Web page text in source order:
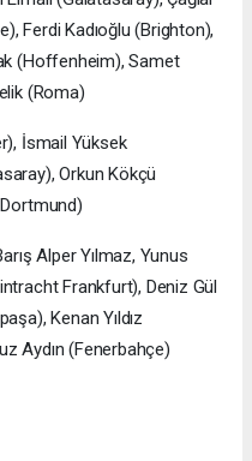
Ferdi Kadıoğlu (Brighton),
(Hoffenheim), Samet
(Roma)
İsmail Yüksek
Orkun Kökçü
Alper Yılmaz, Yunus
Frankfurt), Deniz Gül
Kenan Yıldız
Aydın (Fenerbahçe)